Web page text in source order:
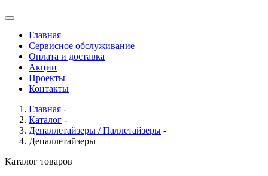
Главная
Сервисное обслуживание
Оплата и доставка
Акции
Проекты
Контакты
Главная -
Каталог -
Депаллетайзеры / Паллетайзеры -
Депаллетайзеры
Каталог товаров